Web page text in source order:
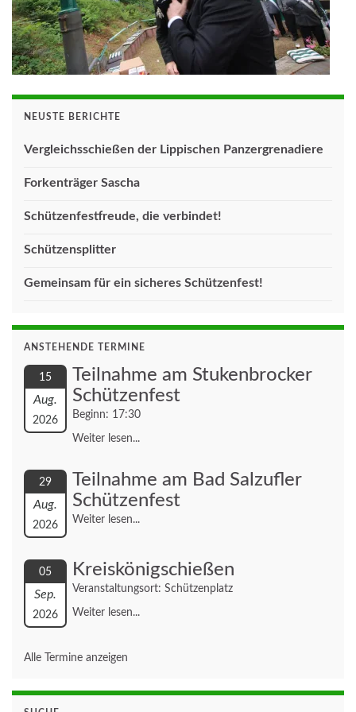
NEUSTE BERICHTE
Vergleichsschießen der Lippischen Panzergrenadiere
Forkenträger Sascha
Schützenfestfreude, die verbindet!
Schützensplitter
Gemeinsam für ein sicheres Schützenfest!
ANSTEHENDE TERMINE
15
Aug.
2026
Teilnahme am Stukenbrocker
Schützenfest
Beginn: 17:30
Weiter lesen...
29
Aug.
2026
Teilnahme am Bad Salzufler
Schützenfest
Weiter lesen...
05
Sep.
2026
Kreiskönigschießen
Veranstaltungsort: Schützenplatz
Weiter lesen...
Alle Termine anzeigen